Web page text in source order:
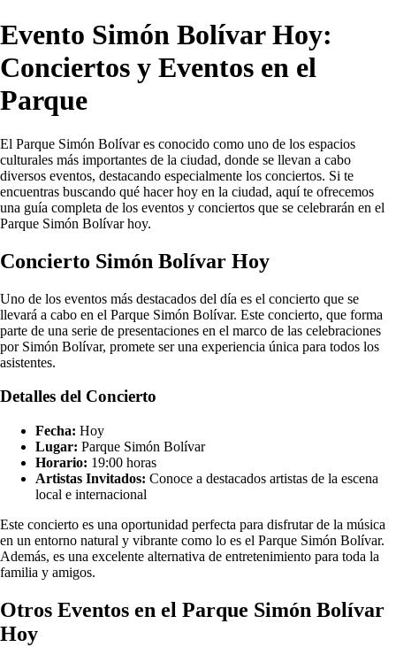
Evento Simón Bolívar Hoy:
Conciertos y Eventos en el
Parque
El Parque Simón Bolívar es conocido como uno de los espacios
culturales más importantes de la ciudad, donde se llevan a cabo
diversos eventos, destacando especialmente los conciertos. Si te
encuentras buscando qué hacer hoy en la ciudad, aquí te ofrecemos
una guía completa de los eventos y conciertos que se celebrarán en el
Parque Simón Bolívar hoy.
Concierto Simón Bolívar Hoy
Uno de los eventos más destacados del día es el concierto que se
llevará a cabo en el Parque Simón Bolívar. Este concierto, que forma
parte de una serie de presentaciones en el marco de las celebraciones
por Simón Bolívar, promete ser una experiencia única para todos los
asistentes.
Detalles del Concierto
Fecha: Hoy
Lugar: Parque Simón Bolívar
Horario: 19:00 horas
Artistas Invitados: Conoce a destacados artistas de la escena
local e internacional
Este concierto es una oportunidad perfecta para disfrutar de la música
en un entorno natural y vibrante como lo es el Parque Simón Bolívar.
Además, es una excelente alternativa de entretenimiento para toda la
familia y amigos.
Otros Eventos en el Parque Simón Bolívar
Hoy